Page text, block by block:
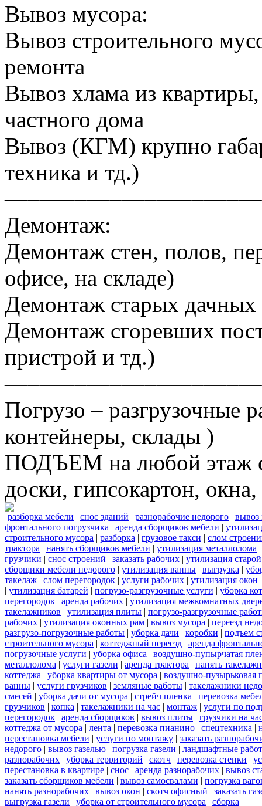
Вывоз мусора:
Вывоз строительного
ремонта
Вывоз хлама из
частного дома
Вывоз (КГМ) крупно
техника и тд.)
Демонтаж:
Демонтаж стен, полов,
офисе, на складе)
Демонтаж старых
Демонтаж сгоревших
пристрой и тд.)
Погрузо – разгрузочные
контейнеры, склады )
ПОДЪЕМ на любой этаж
доски, гипсокартон,
разборка мебели | снос зданий | разнорабочие недорого | вывоз
фронтального погрузчика | аренда сборщиков мебели |
строительного мусора | разборка | грузовое такси | слом
трактора | нанять сборщиков мебели | утилизация металлолома
грузчики | снос строений | заказать рабочих | утилизация
сборщики мебели недорого | утилизация ванны | выгрузка |
такелаж | слом перегородок | услуги рабочих | утилизация окон
| утилизация батарей | погрузо-разгрузочные услуги | уборка
перегородок | аренда рабочих | утилизация межкомнатных
такелажников | утилизация плиты | погрузо-разгрузочные
рабочих | утилизация оконных рам | вывоз мусора | переезд
разгрузо-погрузочные работы | уборка дачи | коробки | подъем
строительного мусора | коттеджный переезд | аренда
погрузочные услуги | уборка офиса | воздушно-пупырчатая
металлолома | услуги газели | аренда трактора | нанять
коттеджа | уборка квартиры от мусора | воздушно-пузырьковая
ванны | услуги грузчиков | земляные работы | такелажники
смесей | уборка дачи от мусора | стрейч пленка | перевозка
грузчиков | копка | такелажники на час | монтаж | услуги по
перегородок | аренда сборщиков | вывоз плиты | грузчики на
коттеджа от мусора | лента | перевозка пианино | спецтехника |
перестановка мебели | услуги по монтажу | заказать
недорого | вывоз газелью | погрузка газели | ландшафтные
разнорабочих | уборка территорий | скотч | перевозка стенки |
перестановка в квартире | снос | аренда разнорабочих | вывоз
заказать сборщиков мебели | вывоз самосвалами | погрузка
нанять разнорабочих | вывоз окон | скотч офисный | заказать
выгрузка газели | уборка от строительного мусора | сборка